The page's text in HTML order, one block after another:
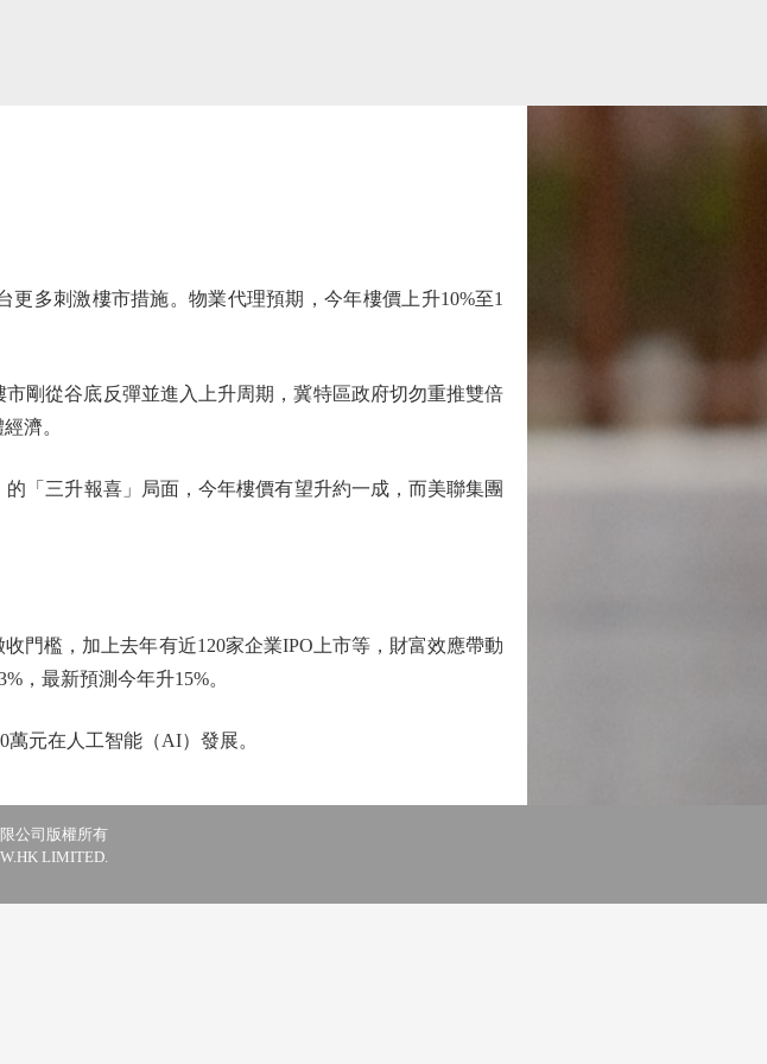
刺激樓市措施。物業代理預期，今年樓價上升10%至1
從谷底反彈並進入上升周期，冀特區政府切勿重推雙倍
濟。
三升報喜」局面，今年樓價有望升約一成，而美聯集團
檻，加上去年有近120家企業IPO上市等，財富效應帶動
，最新預測今年升15%。
元在人工智能（AI）發展。
公司版權所有
LIMITED.